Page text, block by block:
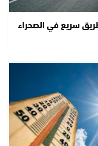
سريع في الصحراء